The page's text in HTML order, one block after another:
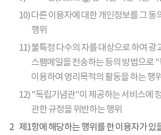
10)다른 이용자에 대한 개인정보를 그
행위
11)불특정 다수의 자를 대상으로 하여 광
스팸메일을 전송하는 등의 방법으로
이용하여 영리목적의 활동을 하는 행위
12)"독립기념관"이 제공하는 서비스에
관한 규정을 위반하는 행위
2 제1항에 해당하는 행위를 한 이용자가